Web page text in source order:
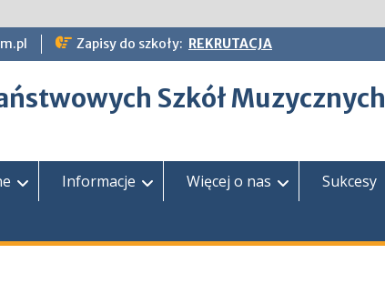
Zapisy do szkoły: REKRUTACJA
Szkół Muzycznych
Informacje Więcej o nas Sukcesy